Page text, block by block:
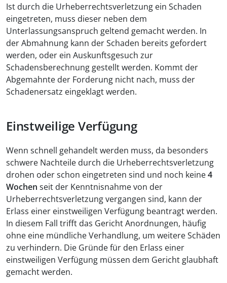
Ist durch die Urheberrechtsverletzung ein Schaden
eingetreten, muss dieser neben dem
Unterlassungsanspruch geltend gemacht werden. In
der Abmahnung kann der Schaden bereits gefordert
werden, oder ein Auskunftsgesuch zur
Schadensberechnung gestellt werden. Kommt der
Abgemahnte der Forderung nicht nach, muss der
Schadenersatz eingeklagt werden.
Einstweilige Verfügung
Wenn schnell gehandelt werden muss, da besonders
schwere Nachteile durch die Urheberrechtsverletzung
drohen oder schon eingetreten sind und noch keine4
Wochen seit der Kenntnisnahme von der
Urheberrechtsverletzung vergangen sind, kann der
Erlass einer einstweiligen Verfügung beantragt werden.
In diesem Fall trifft das Gericht Anordnungen, häufig
ohne eine mündliche Verhandlung, um weitere Schäden
zu verhindern. Die Gründe für den Erlass einer
einstweiligen Verfügung müssen dem Gericht glaubhaft
gemacht werden.